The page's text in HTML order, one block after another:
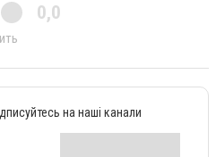
0,0
на наші канали